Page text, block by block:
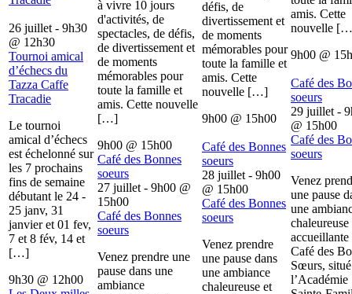
26 juillet - 9h30
@ 12h30
Tournoi amical
d’échecs du
Tazza Caffe
Tracadie
Le tournoi
amical d’échecs
est échelonné sur
les 7 prochains
fins de semaine
débutant le 24 -
25 janv, 31
janvier et 01 fev,
7 et 8 fév, 14 et
[…]
9h30 @ 12h00
à vivre 10 jours
d'activités, de
spectacles, de défis,
de divertissement et
de moments
mémorables pour
toute la famille et
amis. Cette nouvelle
[…]
9h00 @ 15h00
Café des Bonnes
soeurs
27 juillet - 9h00 @
15h00
Café des Bonnes
soeurs
Venez prendre une
pause dans une
ambiance
défis, de
divertissement et
de moments
mémorables pour
toute la famille et
amis. Cette
nouvelle […]
9h00 @ 15h00
Café des Bonnes
soeurs
28 juillet - 9h00
@ 15h00
Café des Bonnes
soeurs
Venez prendre
une pause dans
une ambiance
chaleureuse et
amis. Cette
nouvelle
9h00 @
Café des
soeurs
29 juillet -
@ 15h00
Café des
soeurs
Venez
une pause
une
chaleureuse
accueillante
Café des
Sœurs,
l’Académie